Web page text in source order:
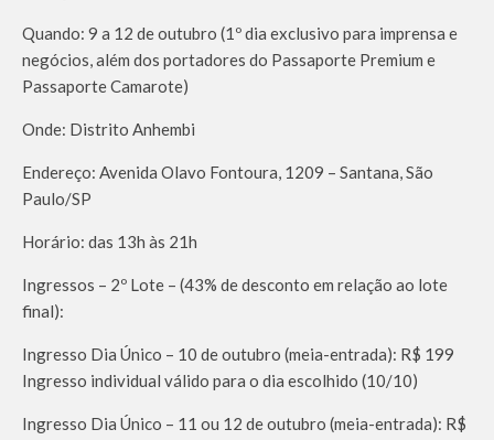
Quando: 9 a 12 de outubro (1º dia exclusivo para imprensa e
negócios, além dos portadores do Passaporte Premium e
Passaporte Camarote)
Onde: Distrito Anhembi
Endereço: Avenida Olavo Fontoura, 1209 – Santana, São
Paulo/SP
Horário: das 13h às 21h
Ingressos – 2º Lote – (43% de desconto em relação ao lote
final):
Ingresso Dia Único – 10 de outubro (meia-entrada): R$ 199
Ingresso individual válido para o dia escolhido (10/10)
Ingresso Dia Único – 11 ou 12 de outubro (meia-entrada): R$